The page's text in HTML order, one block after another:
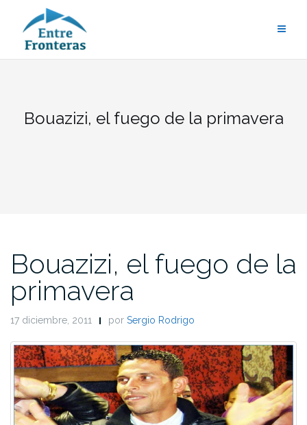
contenido
Bouazizi, el fuego de la primavera
Bouazizi, el fuego de la
primavera
17 diciembre, 2011 por Sergio Rodrigo